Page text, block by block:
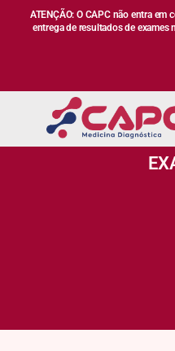
ATENÇÃO: O CAPC não entra
entrega de resultados de